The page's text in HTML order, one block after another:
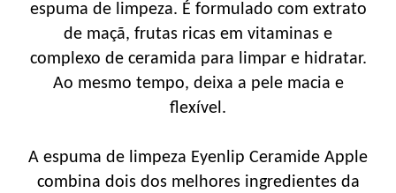
espuma de limpeza. É formulado com extrato
de maçã, frutas ricas em vitaminas e
complexo de ceramida para limpar e hidratar.
Ao mesmo tempo, deixa a pele macia e
flexível.
A espuma de limpeza Eyenlip Ceramide Apple
combina dois dos melhores ingredientes da